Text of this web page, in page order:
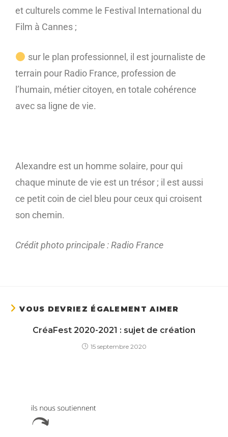
et culturels comme le Festival International du
Film à Cannes ;
sur le plan professionnel, il est journaliste de
terrain pour Radio France, profession de
l’humain, métier citoyen, en totale cohérence
avec sa ligne de vie.
Alexandre est un homme solaire, pour qui
chaque minute de vie est un trésor ; il est aussi
ce petit coin de ciel bleu pour ceux qui croisent
son chemin.
Crédit photo principale : Radio France
VOUS DEVRIEZ ÉGALEMENT AIMER
CréaFest 2020-2021 : sujet de création
15 septembre 2020